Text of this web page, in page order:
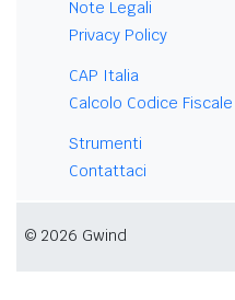
Note Legali
Privacy Policy
CAP Italia
Calcolo Codice Fiscale
Strumenti
Contattaci
© 2026 Gwind